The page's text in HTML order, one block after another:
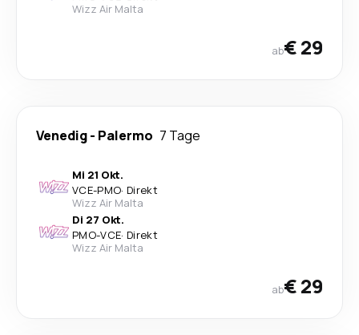
Wizz Air Malta
ab€ 29
Venedig- Palermo 7 Tage
Mi 21 Okt.
VCE-PMO· Direkt
Wizz Air Malta
Di 27 Okt.
PMO-VCE· Direkt
Wizz Air Malta
ab€ 29